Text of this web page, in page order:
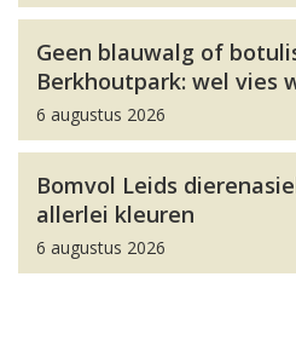
Geen blauwalg of
Berkhoutpark: wel vies
6 augustus 2026
Bomvol Leids
allerlei kleuren
6 augustus 2026